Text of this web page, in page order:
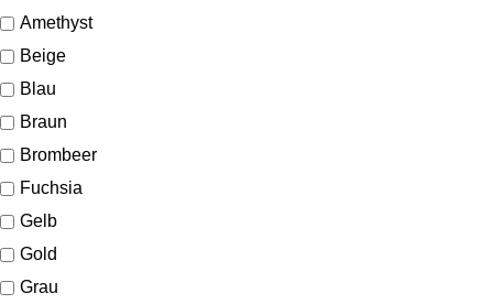
Amethyst
Beige
Blau
Braun
Brombeer
Fuchsia
Gelb
Gold
Grau